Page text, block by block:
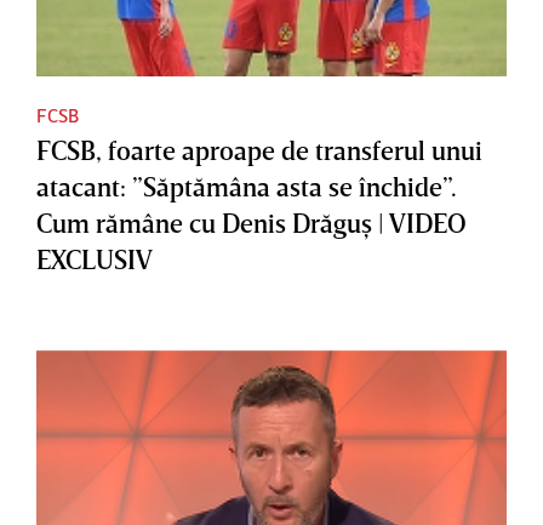
FCSB
FCSB, foarte aproape de transferul unui
atacant: ”Săptămâna asta se închide”.
Cum rămâne cu Denis Drăguş | VIDEO
EXCLUSIV